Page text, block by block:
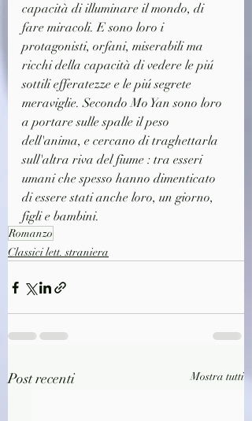
capacità di illuminare il mondo, di
fare miracoli. E sono loro i
protagonisti, orfani, miserabili ma
ricchi della capacità di vedere le piú
sottili efferatezze e le piú segrete
meraviglie. Secondo Mo Yan sono loro
a portare sulle spalle il peso
dell'anima, e cercano di traghettarla
sull'altra riva del fiume : tra esseri
umani che spesso hanno dimenticato
di essere stati anche loro, un giorno,
figli e bambini.
Romanzo
Classici lett. straniera
Post recenti Mostra tutti